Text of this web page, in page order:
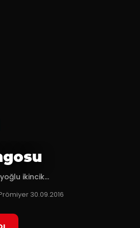
ikincik...
30.09.2016